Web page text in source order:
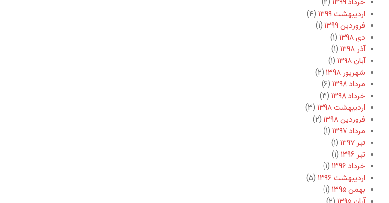
خرداد ۱۳۹۹
(۲)
اردیبهشت ۱۳۹۹
(۴)
فروردین ۱۳۹۹
(۱)
دی ۱۳۹۸
(۱)
آذر ۱۳۹۸
(۱)
آبان ۱۳۹۸
(۱)
شهریور ۱۳۹۸
(۲)
مرداد ۱۳۹۸
(۶)
خرداد ۱۳۹۸
(۳)
اردیبهشت ۱۳۹۸
(۳)
فروردین ۱۳۹۸
(۲)
مرداد ۱۳۹۷
(۱)
تیر ۱۳۹۷
(۱)
تیر ۱۳۹۶
(۱)
خرداد ۱۳۹۶
(۱)
اردیبهشت ۱۳۹۶
(۵)
بهمن ۱۳۹۵
(۱)